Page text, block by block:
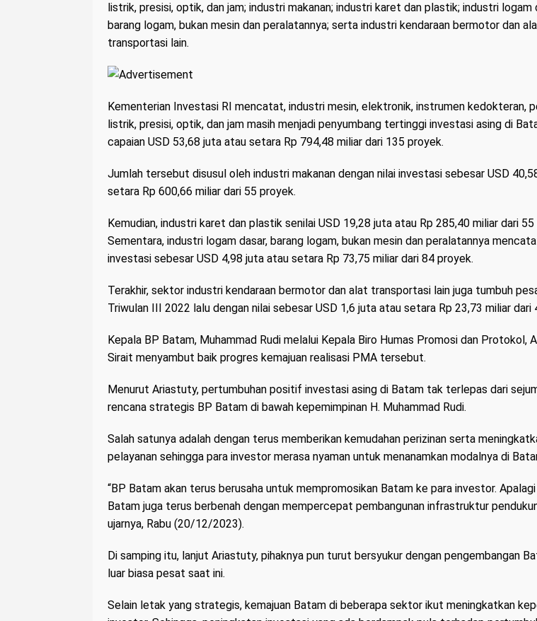
listrik, presisi, optik, dan jam; industri makanan; industri karet dan plastik; industri logam
barang logam, bukan mesin dan peralatannya; serta industri kendaraan bermotor dan
transportasi lain.
Kementerian Investasi RI mencatat, industri mesin, elektronik, instrumen kedokteran,
listrik, presisi, optik, dan jam masih menjadi penyumbang tertinggi investasi asing di
capaian USD 53,68 juta atau setara Rp 794,48 miliar dari 135 proyek.
Jumlah tersebut disusul oleh industri makanan dengan nilai investasi sebesar USD
setara Rp 600,66 miliar dari 55 proyek.
Kemudian, industri karet dan plastik senilai USD 19,28 juta atau Rp 285,40 miliar dari 55
Sementara, industri logam dasar, barang logam, bukan mesin dan peralatannya
investasi sebesar USD 4,98 juta atau setara Rp 73,75 miliar dari 84 proyek.
Terakhir, sektor industri kendaraan bermotor dan alat transportasi lain juga tumbuh
Triwulan III 2022 lalu dengan nilai sebesar USD 1,6 juta atau setara Rp 23,73 miliar dari
Kepala BP Batam, Muhammad Rudi melalui Kepala Biro Humas Promosi dan Protokol,
Sirait menyambut baik progres kemajuan realisasi PMA tersebut.
Menurut Ariastuty, pertumbuhan positif investasi asing di Batam tak terlepas dari
rencana strategis BP Batam di bawah kepemimpinan H. Muhammad Rudi.
Salah satunya adalah dengan terus memberikan kemudahan perizinan serta
pelayanan sehingga para investor merasa nyaman untuk menanamkan modalnya di
“BP Batam akan terus berusaha untuk mempromosikan Batam ke para investor.
Batam juga terus berbenah dengan mempercepat pembangunan infrastruktur
ujarnya, Rabu (20/12/2023).
Di samping itu, lanjut Ariastuty, pihaknya pun turut bersyukur dengan pengembangan
luar biasa pesat saat ini.
Selain letak yang strategis, kemajuan Batam di beberapa sektor ikut meningkatkan